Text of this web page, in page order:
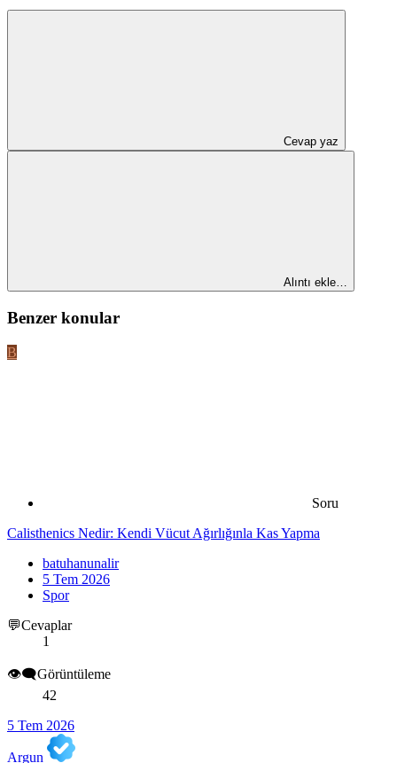
Cevap yaz
Alıntı ekle…
Benzer konular
B
Soru
Calisthenics Nedir: Kendi Vücut Ağırlığınla Kas Yapma
batuhanunalir
5 Tem 2026
Spor
💬Cevaplar
1
👁️‍🗨️Görüntüleme
42
5 Tem 2026
Argun